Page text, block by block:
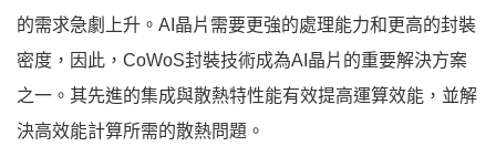
的需求急劇上升。AI晶片需要更強的處理能力和更高的封裝
密度，因此，CoWoS封裝技術成為AI晶片的重要解決方案
之一。其先進的集成與散熱特性能有效提高運算效能，並解
決高效能計算所需的散熱問題。